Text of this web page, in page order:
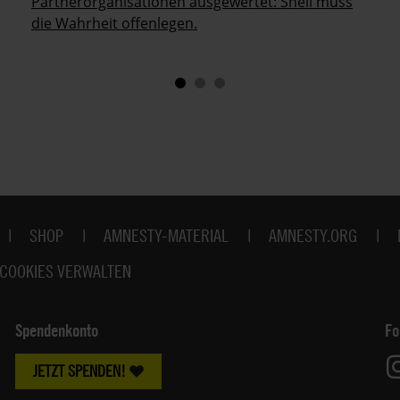
die Wahrheit offenlegen.
SHOP AMNESTY-MATERIAL AMNESTY.ORG
COOKIES VERWALTEN
Spendenkonto
JETZT SPENDEN!